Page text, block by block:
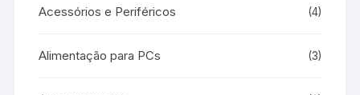
Acessórios e Periféricos (4)
Alimentação para PCs (3)